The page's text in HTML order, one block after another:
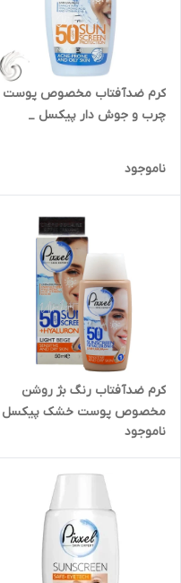
کرم ضدآفتاب مخصوص پوست
چرب و جوش دار پیکسل _
ناموجود
کرم ضدآفتاب رنگ بژ روشن
مخصوص پوست خشک پیکسل
– حجم 50 میل | کد 1906
ناموجود